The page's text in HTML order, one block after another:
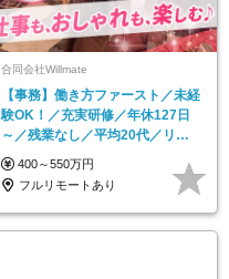
合同会社Willmate
【事務】働き方ファースト／未経
験OK！／充実研修／年休127日
～／残業なし／平均20代／リモ
ートOK
400～550万円
フルリモートあり